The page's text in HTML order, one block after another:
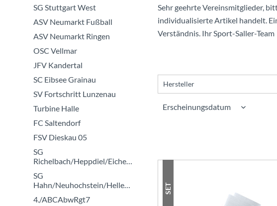
SG Stuttgart West
ASV Neumarkt Fußball
ASV Neumarkt Ringen
OSC Vellmar
JFV Kandertal
SC Eibsee Grainau
SV Fortschritt Lunzenau
Turbine Halle
FC Saltendorf
FSV Dieskau 05
SG
Richelbach/Heppdiel/Eichenbühl
SG
Hahn/Neuhochstein/Hellenhahn
4./ABCAbwRgt7
Sehr geehrte Vereinsmitglieder,
individualisierte Artikel handelt.
Verständnis. Ihr Sport-Saller-Team
Hersteller
Saller
SET